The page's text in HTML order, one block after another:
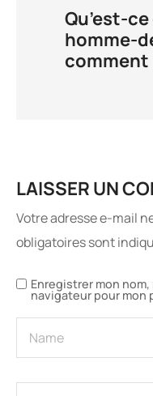
Qu’est-
homme-
comment
LAISSER UN
Votre adresse e-mail
obligatoires sont
Enregistrer mon
navigateur pour mon